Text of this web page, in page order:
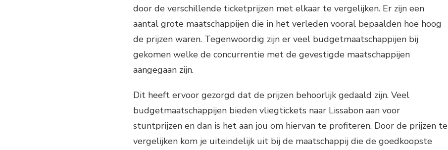
door de verschillende ticketprijzen met elkaar te vergelijken. Er zijn een
aantal grote maatschappijen die in het verleden vooral bepaalden hoe hoog
de prijzen waren. Tegenwoordig zijn er veel budgetmaatschappijen bij
gekomen welke de concurrentie met de gevestigde maatschappijen
aangegaan zijn.
Dit heeft ervoor gezorgd dat de prijzen behoorlijk gedaald zijn. Veel
budgetmaatschappijen bieden vliegtickets naar Lissabon aan voor
stuntprijzen en dan is het aan jou om hiervan te profiteren. Door de prijzen te
vergelijken kom je uiteindelijk uit bij de maatschappij die de goedkoopste